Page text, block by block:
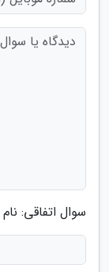
سوال اتفاقی: